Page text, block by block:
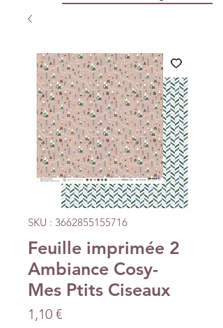
SKU : 3662855155716
Feuille imprimée 2
Ambiance Cosy-
Mes Ptits Ciseaux
1,10 €Prix